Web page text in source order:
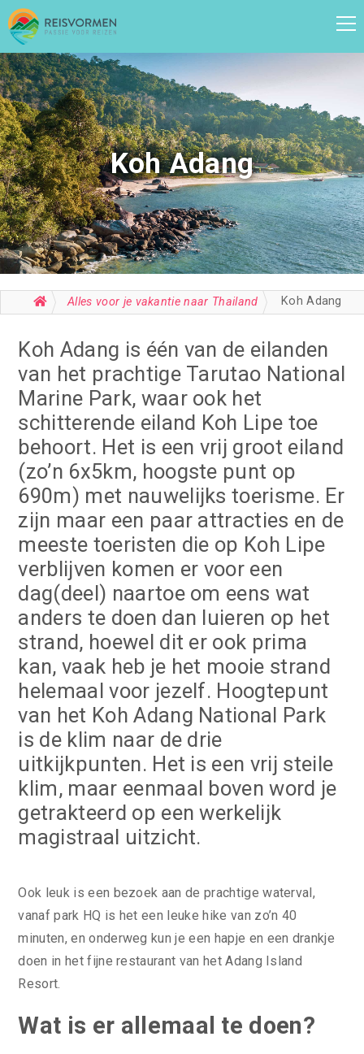
Koh Adang
Alles voor je vakantie naar Thailand Koh Adang
Koh Adang is één van de eilanden
van het prachtige Tarutao National
Marine Park, waar ook het
schitterende eiland Koh Lipe toe
behoort. Het is een vrij groot eiland
(zo’n 6x5km, hoogste punt op
690m) met nauwelijks toerisme. Er
zijn maar een paar attracties en de
meeste toeristen die op Koh Lipe
verblijven komen er voor een
dag(deel) naartoe om eens wat
anders te doen dan luieren op het
strand, hoewel dit er ook prima
kan, vaak heb je het mooie strand
helemaal voor jezelf. Hoogtepunt
van het Koh Adang National Park
is de klim naar de drie
uitkijkpunten. Het is een vrij steile
klim, maar eenmaal boven word je
getrakteerd op een werkelijk
magistraal uitzicht.
Ook leuk is een bezoek aan de prachtige waterval,
vanaf park HQ is het een leuke hike van zo’n 40
minuten, en onderweg kun je een hapje en een drankje
doen in het fijne restaurant van het Adang Island
Resort.
Wat is er allemaal te doen?